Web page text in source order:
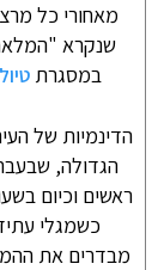
מאחורי כל
שנקרא
במסגרת
הדינמיות של
הגדולה,
ראשים וכיום
כשמגלי
מבדרים את